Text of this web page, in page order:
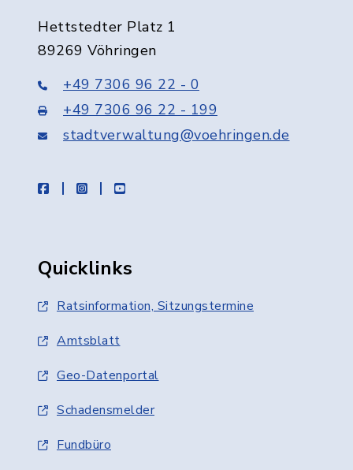
Hettstedter Platz 1
89269 Vöhringen
+49 7306 96 22 - 0
+49 7306 96 22 - 199
stadtverwaltung@voehringen.de
facebookinstagramyoutube
Quicklinks
Ratsinformation, Sitzungstermine
Amtsblatt
Geo-Datenportal
Schadensmelder
Fundbüro